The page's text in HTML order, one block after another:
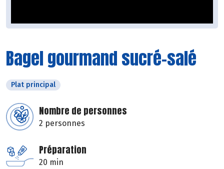
Bagel gourmand sucré-salé
Plat principal
Nombre de personnes
2 personnes
Préparation
20 min